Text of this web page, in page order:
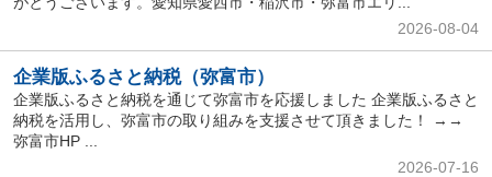
2026-08-04
企業版ふるさと納税（弥富市）
企業版ふるさと納税を通じて弥富市を応援しました 企業版ふるさと
納税を活用し、弥富市の取り組みを支援させて頂きました！ →→
弥富市HP ...
2026-07-16